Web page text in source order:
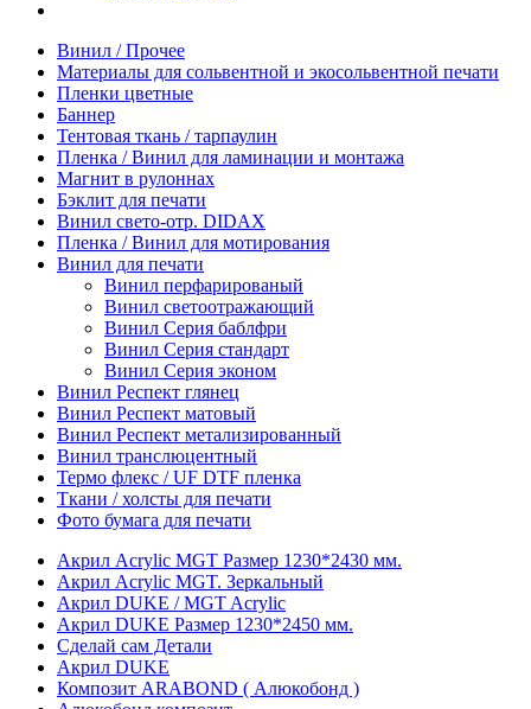
Винил / Прочее
Материалы для сольвентной и экосольвентной печати
Пленки цветные
Баннер
Тентовая ткань / тарпаулин
Пленка / Винил для ламинации и монтажа
Магнит в рулоннах
Бэклит для печати
Винил свето-отр. DIDAX
Пленка / Винил для мотирования
Винил для печати
Винил перфарированый
Винил светоотражающий
Винил Серия баблфри
Винил Серия стандарт
Винил Серия эконом
Винил Респект глянец
Винил Респект матовый
Винил Респект метализированный
Винил транслюцентный
Термо флекс / UF DTF пленка
Ткани / холсты для печати
Фото бумага для печати
Акрил Acrylic MGT Размер 1230*2430 мм.
Акрил Acrylic MGT. Зеркальный
Акрил DUKE / MGT Acrylic
Акрил DUKE Размер 1230*2450 мм.
Сделай сам Детали
Акрил DUKE
Композит ARABOND ( Алюкобонд )